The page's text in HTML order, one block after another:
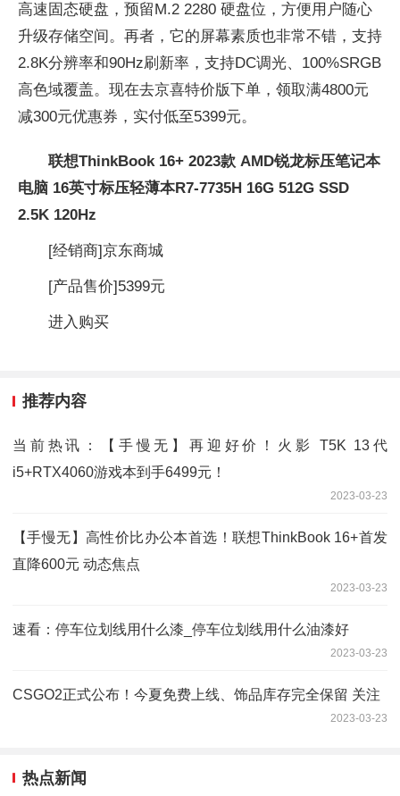
高速固态硬盘，预留M.2 2280 硬盘位，方便用户随心
升级存储空间。再者，它的屏幕素质也非常不错，支持
2.8K分辨率和90Hz刷新率，支持DC调光、100%SRGB
高色域覆盖。现在去京喜特价版下单，领取满4800元
减300元优惠券，实付低至5399元。
联想ThinkBook 16+ 2023款 AMD锐龙标压笔记本
电脑 16英寸标压轻薄本R7-7735H 16G 512G SSD
2.5K 120Hz
[经销商]京东商城
[产品售价]5399元
进入购买
推荐内容
当前热讯：【手慢无】再迎好价！火影 T5K 13代
i5+RTX4060游戏本到手6499元！
2023-03-23
【手慢无】高性价比办公本首选！联想ThinkBook 16+首发
直降600元 动态焦点
2023-03-23
速看：停车位划线用什么漆_停车位划线用什么油漆好
2023-03-23
CSGO2正式公布！今夏免费上线、饰品库存完全保留 关注
2023-03-23
热点新闻